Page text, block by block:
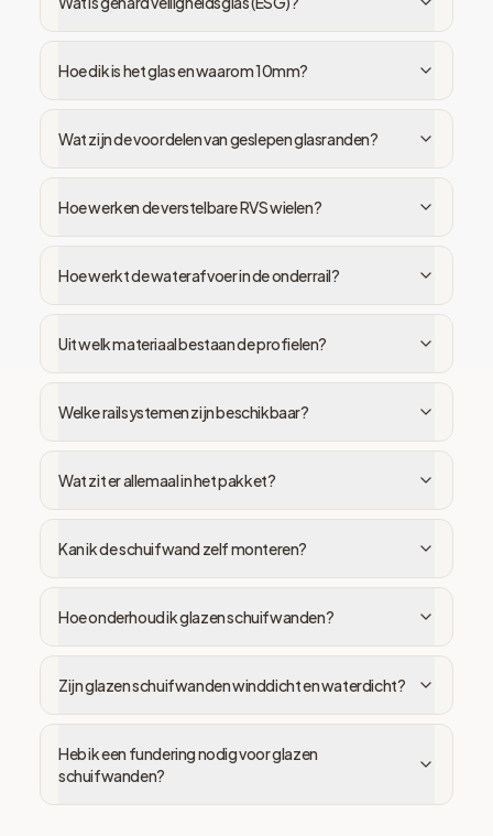
Hoe dik is het glas en waarom 10mm?
Wat zijn de voordelen van geslepen glasranden?
Hoe werken de verstelbare RVS wielen?
Hoe werkt de waterafvoer in de onderrail?
Uit welk materiaal bestaan de profielen?
Welke railsystemen zijn beschikbaar?
Wat zit er allemaal in het pakket?
Kan ik de schuifwand zelf monteren?
Hoe onderhoud ik glazen schuifwanden?
Zijn glazen schuifwanden winddicht en waterdicht?
Heb ik een fundering nodig voor glazen
schuifwanden?